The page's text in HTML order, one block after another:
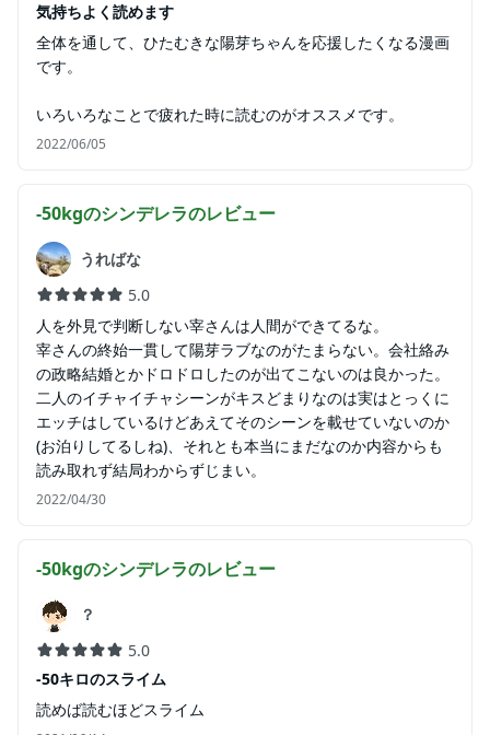
気持ちよく読めます
全体を通して、ひたむきな陽芽ちゃんを応援したくなる漫画
です。
いろいろなことで疲れた時に読むのがオススメです。
2022/06/05
-50kgのシンデレラのレビュー
うればな
5.0
人を外見で判断しない宰さんは人間ができてるな。
宰さんの終始一貫して陽芽ラブなのがたまらない。会社絡み
の政略結婚とかドロドロしたのが出てこないのは良かった。
二人のイチャイチャシーンがキスどまりなのは実はとっくに
エッチはしているけどあえてそのシーンを載せていないのか
(お泊りしてるしね)、それとも本当にまだなのか内容からも
読み取れず結局わからずじまい。
2022/04/30
-50kgのシンデレラのレビュー
？
5.0
-50キロのスライム
読めば読むほどスライム